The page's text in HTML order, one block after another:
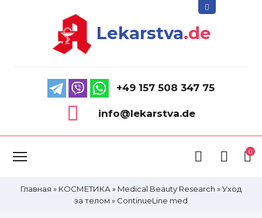
Lekarstva.de
+49 157 508 347 75
info@lekarstva.de
0
Главная » КОСМЕТИКА » Medical Beauty Research »Уход
за телом » ContinueLine med